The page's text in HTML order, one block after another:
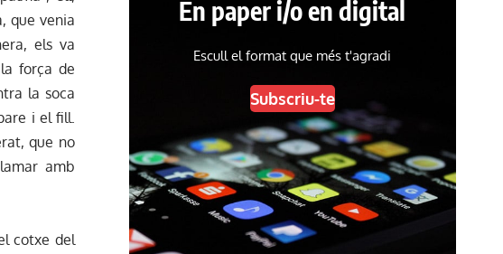
que venia
els va
força de
la soca
i el fill.
que no
amb
cotxe del
En paper i/o en digital
Escull el format que més t'agradi
Subscriu-te